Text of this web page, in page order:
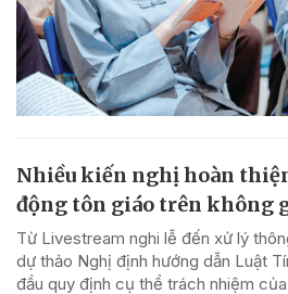
Nhiều kiến nghị hoàn
động tôn giáo trên không
Từ Livestream nghi lễ đến xử lý
dự thảo Nghị định hướng dẫn Luật
đầu quy định cụ thể trách nhiệm